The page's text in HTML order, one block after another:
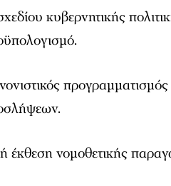
κυβερνητικής
έκθεση νοµοθετικής